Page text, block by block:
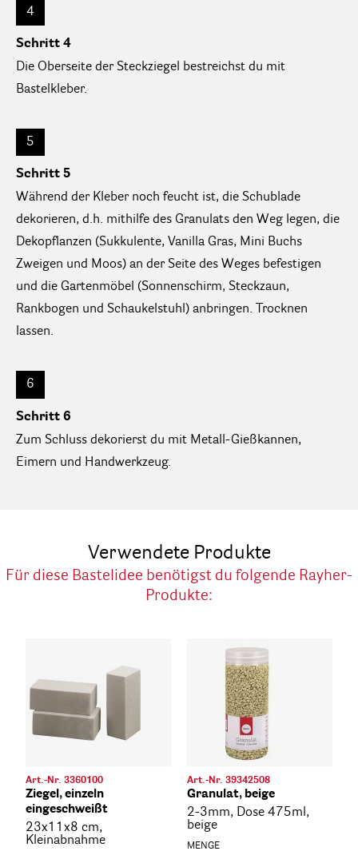
4
Schritt 4
Die Oberseite der Steckziegel bestreichst du mit
Bastelkleber.
5
Schritt 5
Während der Kleber noch feucht ist, die Schublade
dekorieren, d.h. mithilfe des Granulats den Weg legen, die
Dekopflanzen (Sukkulente, Vanilla Gras, Mini Buchs
Zweigen und Moos) an der Seite des Weges befestigen
und die Gartenmöbel (Sonnenschirm, Steckzaun,
Rankbogen und Schaukelstuhl) anbringen. Trocknen
lassen.
6
Schritt 6
Zum Schluss dekorierst du mit Metall-Gießkannen,
Eimern und Handwerkzeug.
Verwendete Produkte
Für diese Bastelidee benötigst du folgende Rayher-
Produkte:
Art.-Nr. 3360100
Ziegel, einzeln
eingeschweißt
23x11x8 cm,
Kleinabnahme
Art.-Nr. 39342508
Granulat, beige
2-3mm, Dose 475ml,
beige
MENGE